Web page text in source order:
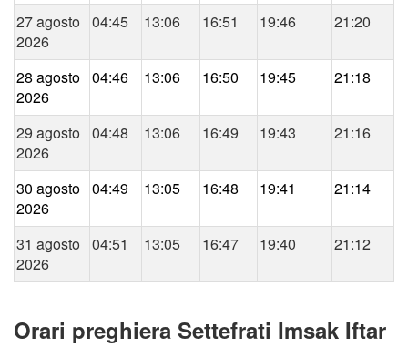
27 agosto
2026
04:45 13:06 16:51 19:46 21:20
28 agosto
2026
04:46 13:06 16:50 19:45 21:18
29 agosto
2026
04:48 13:06 16:49 19:43 21:16
30 agosto
2026
04:49 13:05 16:48 19:41 21:14
31 agosto
2026
04:51 13:05 16:47 19:40 21:12
Orari preghiera Settefrati Imsak Iftar